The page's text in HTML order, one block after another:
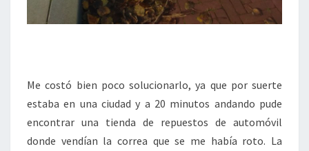
Me costó bien poco solucionarlo, ya que por suerte
estaba en una ciudad y a 20 minutos andando pude
encontrar una tienda de repuestos de automóvil
donde vendían la correa que se me había roto. La